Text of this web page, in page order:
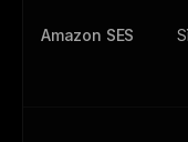
Amazon SES